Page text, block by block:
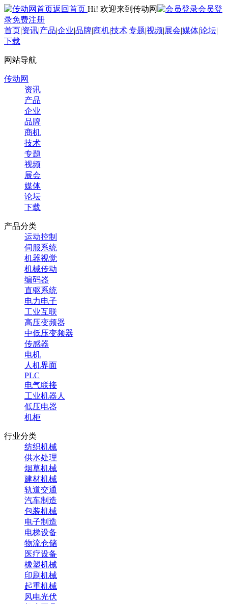
返回首页 Hi! 欢迎来到传动网
会员登
录免费注册
首页|资讯|产品|企业|品牌|商机|技术|专题|视频|展会|媒体|论坛|
下载
网站导航
传动网
资讯
产品
企业
品牌
商机
技术
专题
视频
展会
媒体
论坛
下载
产品分类
运动控制
伺服系统
机器视觉
机械传动
编码器
直驱系统
电力电子
工业互联
高压变频器
中低压变频器
传感器
电机
人机界面
PLC
电气联接
工业机器人
低压电器
机柜
行业分类
纺织机械
供水处理
烟草机械
建材机械
轨道交通
汽车制造
包装机械
电子制造
电梯设备
物流仓储
医疗设备
橡塑机械
印刷机械
起重机械
风电光伏